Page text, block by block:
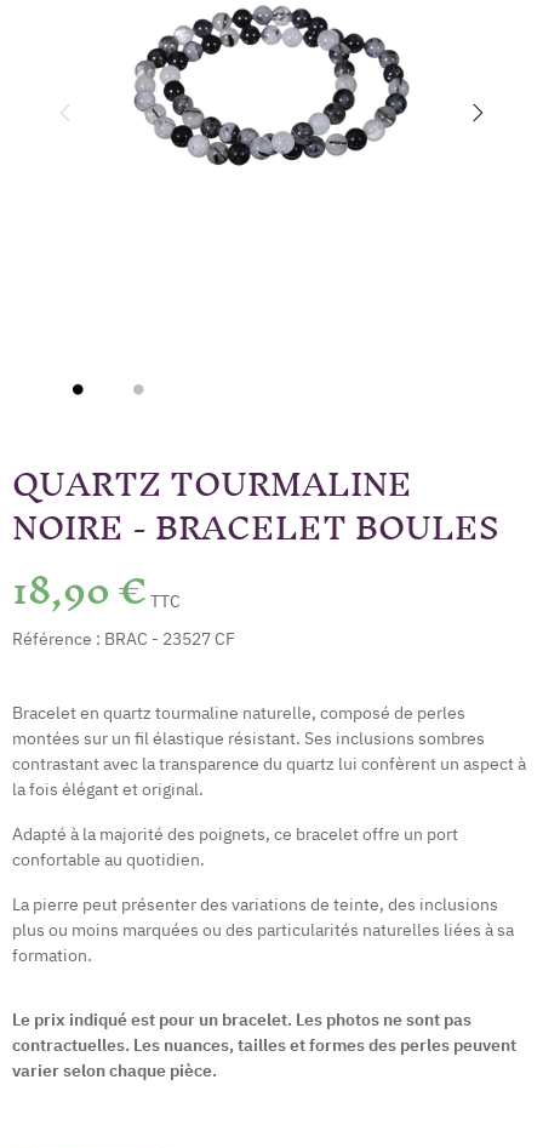
QUARTZ TOURMALINE
NOIRE - BRACELET BOULES
18,90 € TTC
Référence : BRAC - 23527 CF
Bracelet en quartz tourmaline naturelle, composé de perles
montées sur un fil élastique résistant. Ses inclusions sombres
contrastant avec la transparence du quartz lui confèrent un aspect à
la fois élégant et original.
Adapté à la majorité des poignets, ce bracelet offre un port
confortable au quotidien.
La pierre peut présenter des variations de teinte, des inclusions
plus ou moins marquées ou des particularités naturelles liées à sa
formation.
Le prix indiqué est pour un bracelet. Les photos ne sont pas
contractuelles. Les nuances, tailles et formes des perles peuvent
varier selon chaque pièce.